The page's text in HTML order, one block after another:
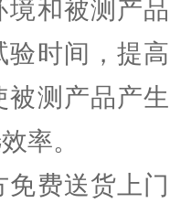
境和被测产
验时间，提
被测产品产
率。
免费送货上